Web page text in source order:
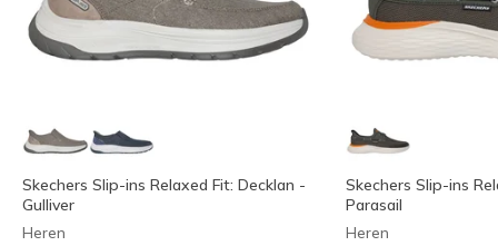
Skechers Slip-ins Relaxed Fit: Decklan -
Gulliver
Heren
Skechers Slip-ins
Parasail
Heren